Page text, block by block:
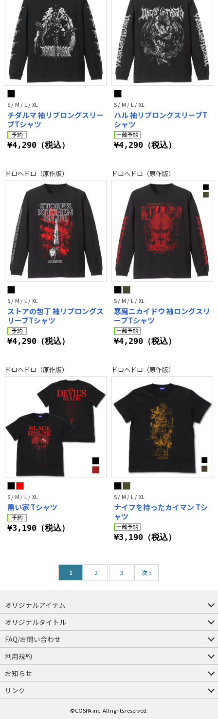
S / M / L / XL
チダルマ 袖リブロングスリー
ブTシャツ
¥4,290（税込）
S / M / L / XL
ハル 袖リブロングスリーブT
シャツ
¥4,290（税込）
ドロヘドロ（原作版）
S / M / L / XL
ストアの包丁 袖リブロングス
リーブTシャツ
¥4,290（税込）
ドロヘドロ（原作版）
S / M / L / XL
悪魔ニカイドウ 袖ロングスリ
ーブTシャツ
¥4,290（税込）
ドロヘドロ（原作版）
S / M / L / XL
黒い家 Tシャツ
¥3,190（税込）
ドロヘドロ（原作版）
S / M / L / XL
ナイフを持ったカイマン Tシ
ャツ
¥3,190（税込）
1 2 3 次 »
オリジナルアイテム
オリジナルタイトル
アイテムヤ
ミスカトニック大學購買部
FAQ/お問い合わせ
FAQ
お問い合わせ
利用規約
会員規約・ポイント規約
特定商取引法に関する表示
プライバシーポリシー
お知らせ
リンク
©COSPA inc. All rights reserved.